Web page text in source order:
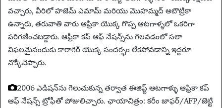
వచ్చారు, వీరిలో హజెమ్ ఎమామ్ మరియు మొహమ్మద్ అబౌట్రికా
ఉన్నారు, తరువాతి వారు ఆఫ్రికా యొక్క గొప్ప ఆటగాళ్ళలో ఒకరిగా
పరిగణించబడ్డారు. ఆఫ్రికా కప్ ఆఫ్ నేషన్స్‌ను గెలవడంలో సలా
విఫలమైనందుకు కారాగెర్ యొక్క సందర్భం లేకపోవడాన్ని ఇద్దరూ
నొక్కిచెప్పారు.
2006 ఎడిషన్‌ను గెలుచుకున్న తర్వాత ఈజిప్ట్ ఆటగాళ్ళు ఆఫ్రికా కప్
ఆఫ్ నేషన్స్ ట్రోఫీతో పోజులిచ్చారు. ఛాయాచిత్రం: కరీం జాఫర్/AFP/జెట్టి